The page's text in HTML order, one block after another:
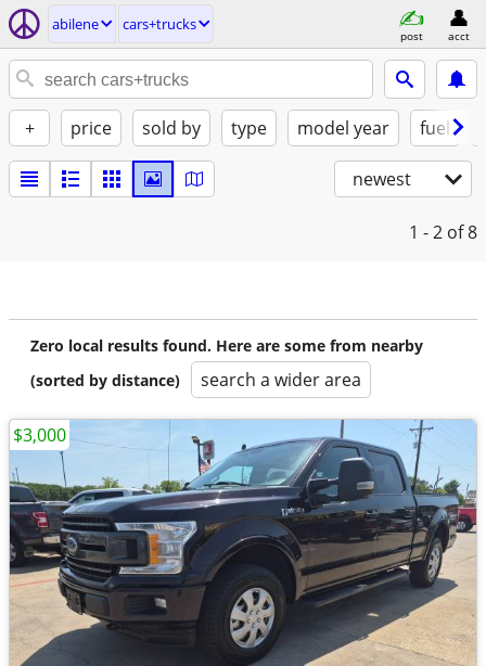
abilene cars+trucks
post acct
+ price sold by type model year fuel
newest
1 - 2 of 8
Zero local results found. Here are some from nearby
(sorted by distance)
search a wider area
$3,000